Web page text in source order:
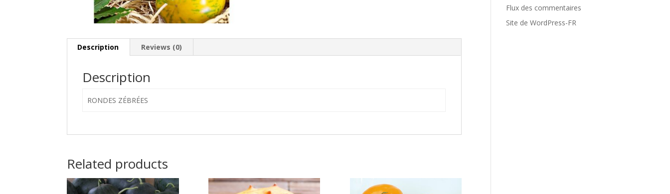
Description Reviews (0)
Description
RONDES ZÉBRÉES
Related products
Flux des commentaires
Site de WordPress-FR